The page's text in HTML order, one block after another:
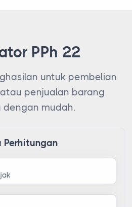
PPh 22
untuk pembelian
penjualan barang
mudah.
Perhitungan